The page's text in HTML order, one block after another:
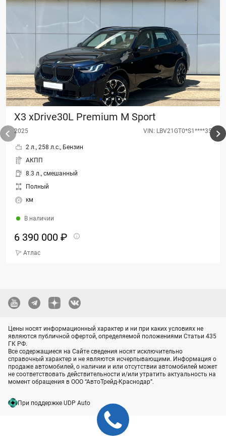
X3 xDrive30L Premium M Sport
2025 VIN: LBV21GT0*S1****35
2 л., 258 л.с., Бензин
АКПП
8.3 л., смешанный
Полный
км
В наличии
6 390 000 ₽
Атлас
Цены носят информационный характер и ни при каких условиях не
являются публичной офертой, определяемой положениями Статьи 435
ГК РФ.
Все содержащиеся на Сайте сведения носят исключительно
справочный характер и не являются исчерпывающими. Информация о
продаже автомобилей, о наличии и или отсутствии автомобилей может
не соответствовать действительности и/или утратить актуальность на
момент обращения в ООО “АвтоТрейд-Краснодар”.
При поддержке UDP Auto